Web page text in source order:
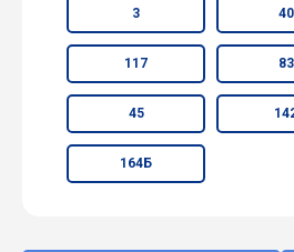
3 40
117 83
45
164Б